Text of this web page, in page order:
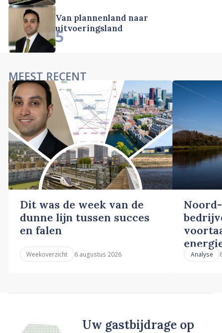
Van plannenland naar
uitvoeringsland
5
MEEST RECENT
Dit was de week van de
dunne lijn tussen succes
en falen
Weekoverzicht 6 augustus 2026 Analyse
Uw gastbijdrage op